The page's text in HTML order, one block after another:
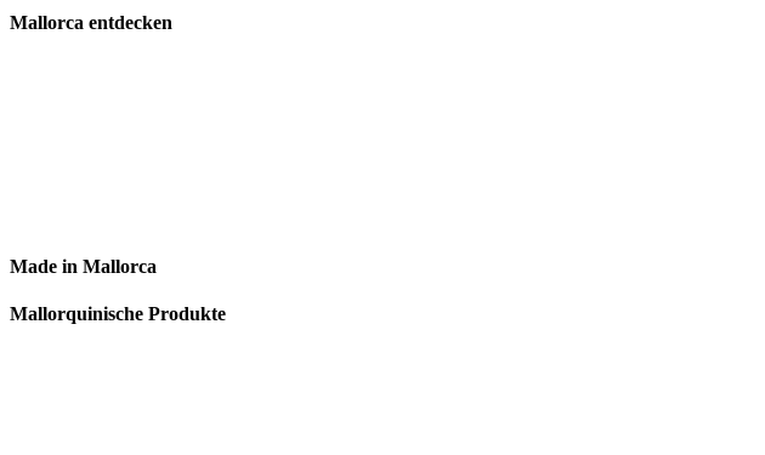
Mallorca entdecken
Made in Mallorca
Mallorquinische Produkte